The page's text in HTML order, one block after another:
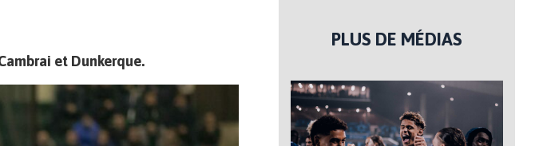
et Dunkerque.
PLUS DE MÉDIAS